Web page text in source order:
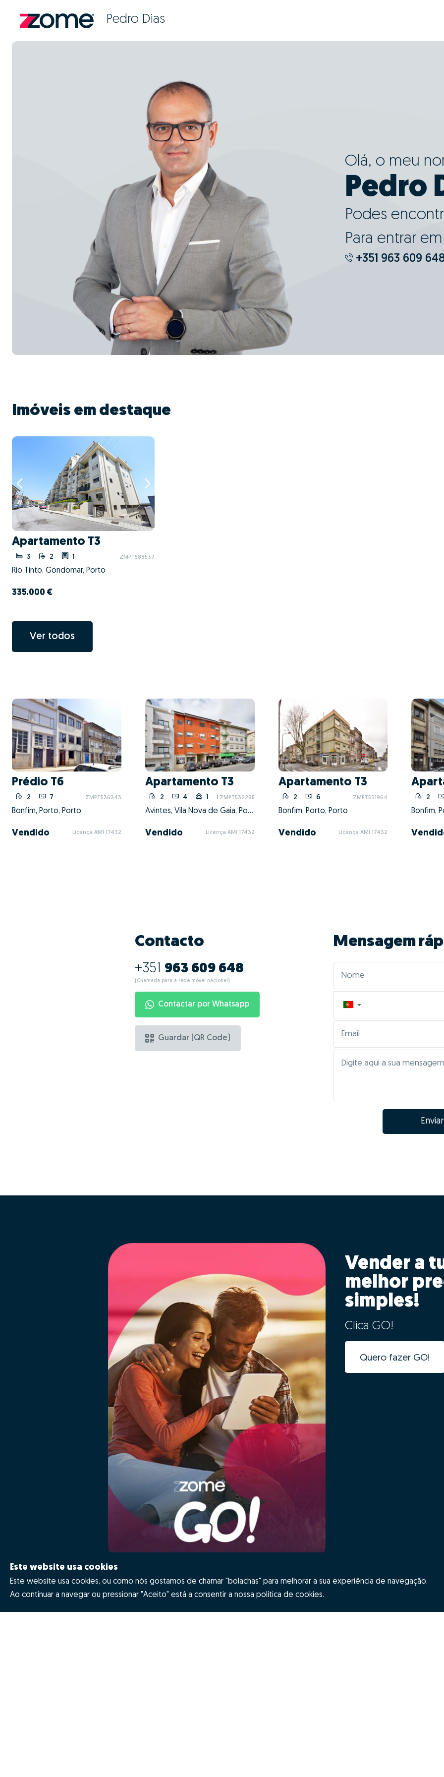
Pedro Dias
Olá, o meu
Pedro
Podes
Para entrar
+351 963 609
Imóveis em destaque
Apartamento T3
3 2 1 ZMPT588537
Rio Tinto, Gondomar, Porto
335.000 €
Ver todos
Prédio T6
2 7 ZMPT536343
Bonfim, Porto, Porto
Vendido Licença AMI 17432
Apartamento T3
2 4 1 1
ZMPT532285
Avintes, Vila Nova de Gaia, Porto
Vendido Licença AMI 17432
Apartamento T3
2 6 ZMPT531964
Bonfim, Porto, Porto
Vendido Licença AMI 17432
2
Bonfim,
Contacto
+351 963 609 648
(Chamada para a rede móvel nacional)
Contactar por Whatsapp
Guardar (QR Code)
Mensagem
▼
Enviar
Vender a
melhor
simples!
Clica GO!
Quero fazer GO!
Este website usa cookies
Este website usa cookies, ou como nós gostamos de chamar "bolachas" para melhorar a sua experiência de navegação.
Ao continuar a navegar ou pressionar "Aceito" está a consentir a nossa política de cookies.